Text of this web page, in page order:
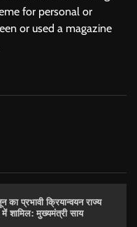
for personal or
or used a magazine
प्रभावी क्रियान्वयन राज्य
शामिल: मुख्यमंत्री साय